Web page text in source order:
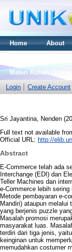
Home About
Materi Kuliah Online
Login
Create Account
Sri Jayantina, Nenden
Full text not available
Official URL: http://
Abstract
E-Commerce telah ada
Interchange (EDI) dan
Teller Machines dan
e-Commerce lebih
Metode pembayaran e-
Mandiri) ataupun
yang berjenis puzzle
Masalah promosi
masyarakat luas.
terdiri dari tiga jenis,
keinginan untuk
memudahkan costumer